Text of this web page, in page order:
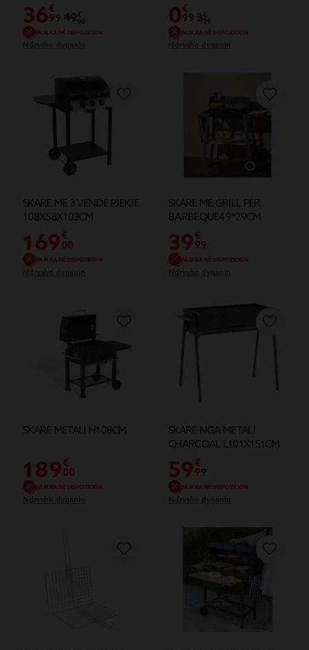
36€
99
NUK KA NË DISPOZICION
0€
99
NUK KA NË DISPOZICION
SKARE ME 3 VENDE PJEKJE
108X58X103CM
169€
00
NUK KA NË DISPOZICION
SKARE ME GRILL PER
BARBEQUE49*29CM
39€
99
NUK KA NË DISPOZICION
SKARE METALI H108CM
189€
00
NUK KA NË DISPOZICION
SKARE NGA METALI
CHARCOAL L101X151CM
59€
99
NUK KA NË DISPOZICION